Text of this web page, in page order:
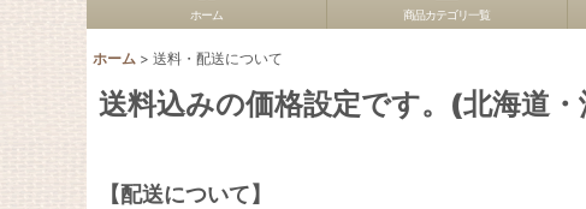
ホーム 商品カテゴリ一覧
ホーム > 送料・配送について
送料込みの価格設定です。(北海道
【配送について】